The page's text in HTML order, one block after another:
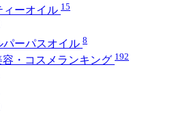
ィーオイル 15
パーパスオイル 8
・コスメランキング 192